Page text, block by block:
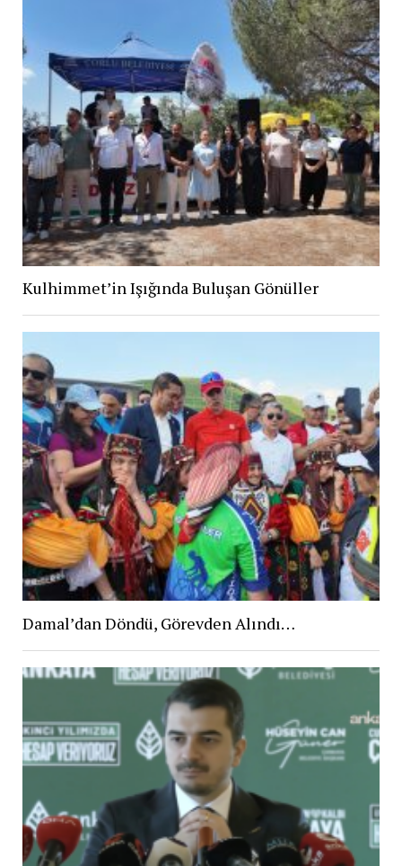
Kulhimmet’in Işığında Buluşan Gönüller
Damal’dan Döndü, Görevden Alındı…